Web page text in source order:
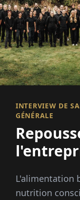
INTERVIEW DE
GÉNÉRALE
L'alimentation
nutrition